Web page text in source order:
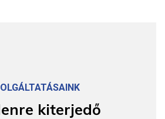
kiterjedő